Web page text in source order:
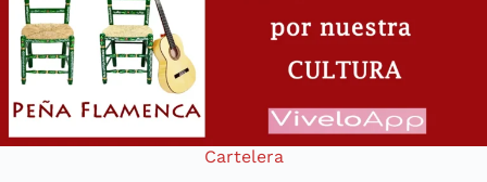
Cartelera